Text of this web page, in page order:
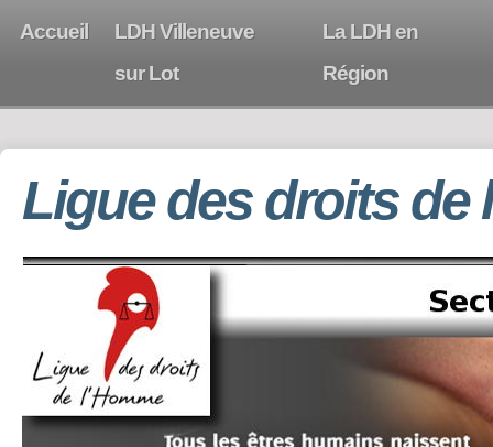
Accueil
LDH Villeneuve
sur Lot
La LDH en
Région
Ligue des droits de